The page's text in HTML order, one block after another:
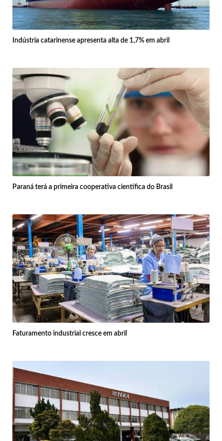
Indústria catarinense apresenta alta de 1,7% em abril
Paraná terá a primeira cooperativa científica do Brasil
Faturamento industrial cresce em abril